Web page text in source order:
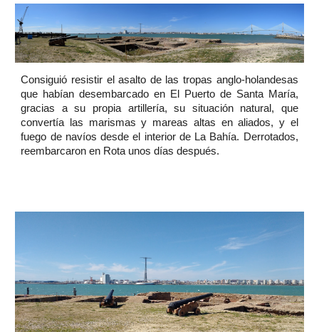
Consiguió resistir el asalto de las tropas anglo-holandesas
que habían desembarcado en El Puerto de Santa María,
gracias a su propia artillería, su situación natural, que
convertía las marismas y mareas altas en aliados, y el
fuego de navíos desde el interior de La Bahía. Derrotados,
reembarcaron en Rota unos días después.